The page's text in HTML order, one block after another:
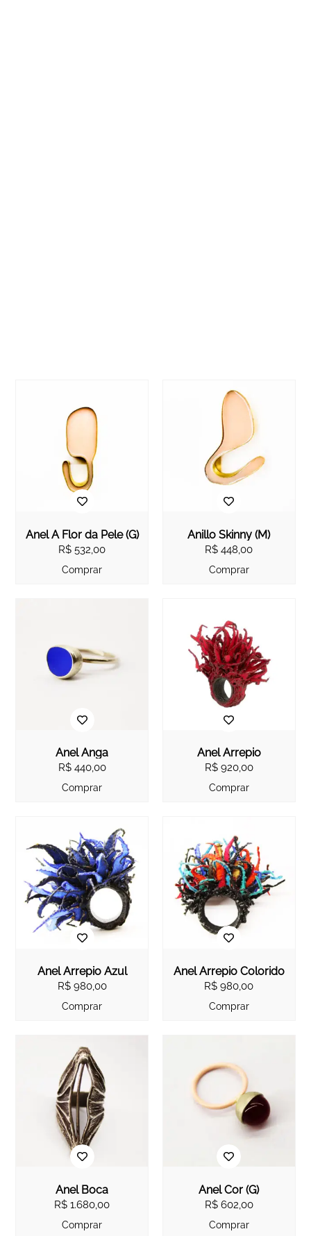
Anel À Flor da Pele (G)
R$ 532,00
Comprar
Anillo Skinny (M)
R$ 448,00
Comprar
Anel Anga
R$440,00
Comprar
Anel Arrepio
R$920,00
Comprar
Anel Arrepio Azul
R$980,00
Comprar
Anel Arrepio Colorido
R$ 980,00
Comprar
Anel Boca
R$ 1.680,00
Comprar
Anel Cor (G)
R$602,00
Comprar